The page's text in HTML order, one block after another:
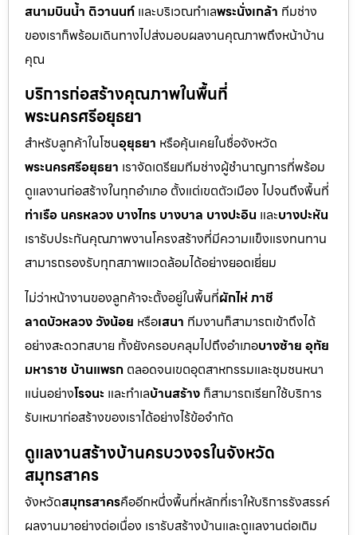
สนามบินน้ำ ติวานนท์ และบริเวณทำเลพระนั่งเกล้า ทีมช่าง
ของเราก็พร้อมเดินทางไปส่งมอบผลงานคุณภาพถึงหน้าบ้าน
คุณ
บริการก่อสร้างคุณภาพในพื้นที่
พระนครศรีอยุธยา
สำหรับลูกค้าในโซนอุยุธยา หรือคุ้นเคยในชื่อจังหวัด
พระนครศรีอยุธยา เราจัดเตรียมทีมช่างผู้ชำนาญการที่พร้อม
ดูแลงานก่อสร้างในทุกอำเภอ ตั้งแต่เขตตัวเมือง ไปจนถึงพื้นที่
ท่าเรือ นครหลวง บางไทร บางบาล บางปะอิน และบางปะหัน
เรารับประกันคุณภาพงานโครงสร้างที่มีความแข็งแรงทนทาน
สามารถรองรับทุกสภาพแวดล้อมได้อย่างยอดเยี่ยม
ไม่ว่าหน้างานของลูกค้าจะตั้งอยู่ในพื้นที่ผักไห่ ภาชี
ลาดบัวหลวง วังน้อย หรือเสนา ทีมงานก็สามารถเข้าถึงได้
อย่างสะดวกสบาย ทั้งยังครอบคลุมไปถึงอำเภอบางซ้าย อุทัย
มหาราช บ้านแพรก ตลอดจนเขตอุตสาหกรรมและชุมชนหนา
แน่นอย่างโรจนะ และทำเลบ้านสร้าง ก็สามารถเรียกใช้บริการ
รับเหมาก่อสร้างของเราได้อย่างไร้ข้อจำกัด
ดูแลงานสร้างบ้านครบวงจรในจังหวัด
สมุทรสาคร
จังหวัดสมุทรสาครคืออีกหนึ่งพื้นที่หลักที่เราให้บริการรังสรรค์
ผลงานมาอย่างต่อเนื่อง เรารับสร้างบ้านและดูแลงานต่อเติม